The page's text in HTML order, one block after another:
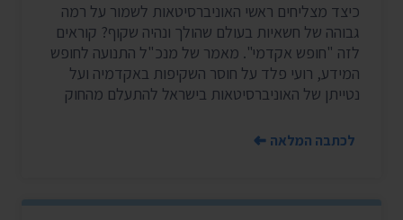
כיצד מצליחים ראשי האוניברסיטאות לשמור על רמה
גבוהה של חשאיות בעולם שהולך ונהיה שקוף? קוראים
לזה "חופש אקדמי". מאמר של מנכ"ל התנועה לחופש
המידע, רועי פלד על חוסר השקיפות באקדמיה ועל
נטייתן של האוניברסיטאות בישראל להתעלם מהחוק
לכתבה המלאה